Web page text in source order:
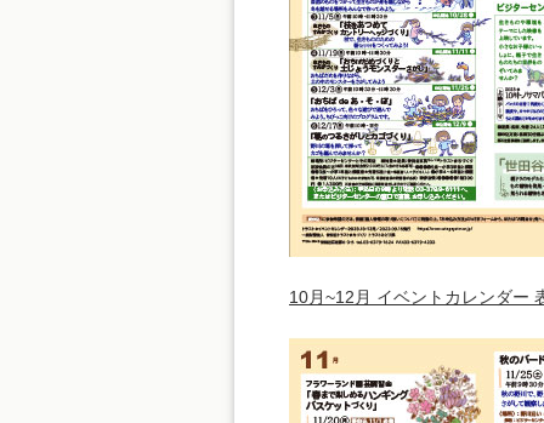
10月~12月 イベントカレンダー